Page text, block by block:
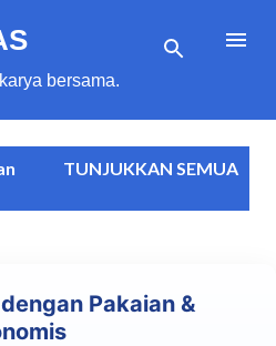
konten utama
bersama.
TUNJUKKAN SEMUA
Pakaian &